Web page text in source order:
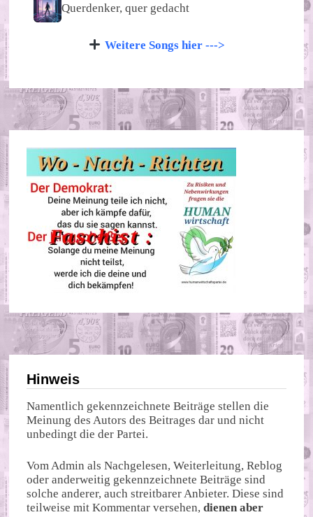
Querdenker, quer gedacht
Weitere Songs hier --->
Hinweis
Namentlich gekennzeichnete Beiträge stellen die
Meinung des Autors des Beitrages dar und nicht
unbedingt die der Partei.
Vom Admin als Nachgelesen, Weiterleitung, Reblog
oder anderweitig gekennzeichnete Beiträge sind
solche anderer, auch streitbarer Anbieter. Diese sind
teilweise mit Kommentar versehen,dienen aber